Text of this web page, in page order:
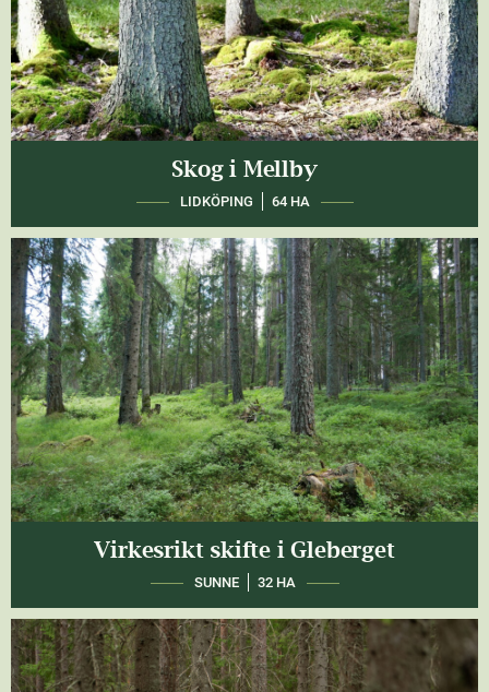
Skog i Mellby
LIDKÖPING 64 HA
Virkesrikt skifte i Gleberget
SUNNE 32 HA